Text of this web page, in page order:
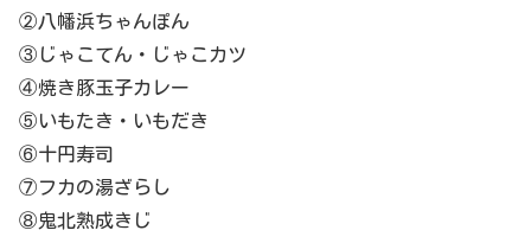
②八幡浜ちゃんぽん
③じゃこてん・じゃこカツ
④焼き豚玉子カレー
⑤いもたき・いもだき
⑥十円寿司
⑦フカの湯ざらし
⑧鬼北熟成きじ